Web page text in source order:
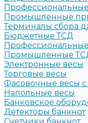
Промышленные
Терминалы сбора
Бюджетные ТСД
Промышленные
Электронные весы
Торговые весы
Фасовочные весы с
Напольные весы
Банковское
Детекторы банкнот